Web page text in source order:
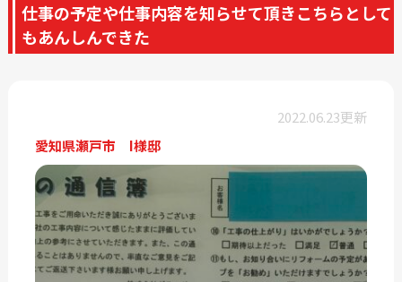
仕事の予定や仕事内容を知らせて頂きこちらとして
もあんしんできた
2022.06.23更新
愛知県瀬戸市 I様邸